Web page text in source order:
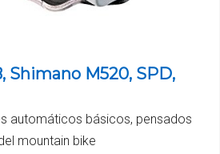
Shimano M520, SPD,
automáticos básicos, pensados
mountain bike